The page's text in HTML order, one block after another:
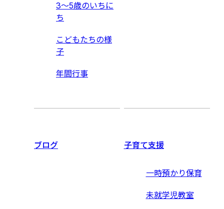
3〜5歳のいちに
ち
こどもたちの様
子
年間行事
ブログ 子育て支援
一時預かり保育
未就学児教室